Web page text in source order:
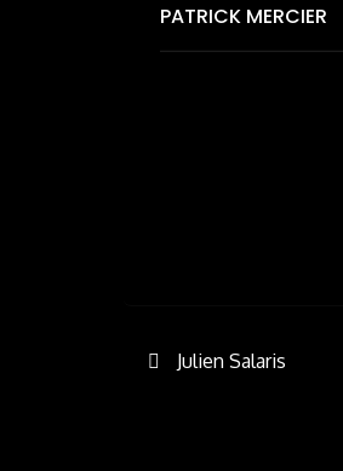
PATRICK MERCIER
Post
Julien Salaris